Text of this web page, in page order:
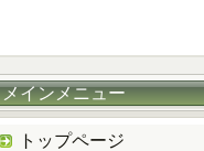
メインメニュー
トップページ